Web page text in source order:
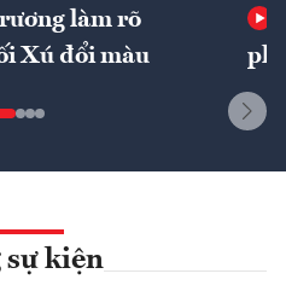
làm rõ
Xú đổi màu
phí
sự kiện